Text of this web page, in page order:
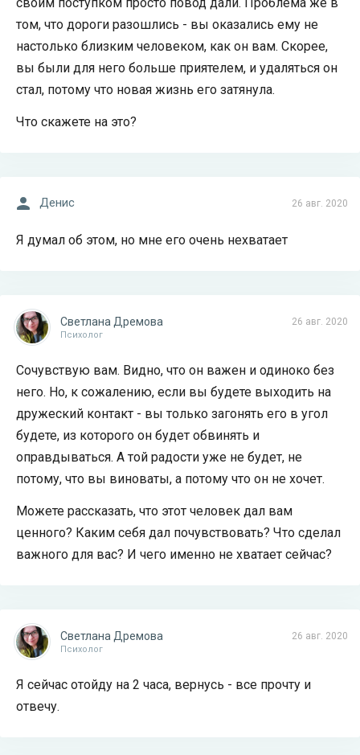
том, что дороги разошлись - вы оказались ему не
настолько близким человеком, как он вам. Скорее,
вы были для него больше приятелем, и удаляться он
стал, потому что новая жизнь его затянула.
Что скажете на это?
26 авг. 2020
Денис
Я думал об этом, но мне его очень нехватает
26 авг. 2020
Светлана Дремова
Психолог
Сочувствую вам. Видно, что он важен и одиноко без
него. Но, к сожалению, если вы будете выходить на
дружеский контакт - вы только загонять его в угол
будете, из которого он будет обвинять и
оправдываться. А той радости уже не будет, не
потому, что вы виноваты, а потому что он не хочет.
Можете рассказать, что этот человек дал вам
ценного? Каким себя дал почувствовать? Что сделал
важного для вас? И чего именно не хватает сейчас?
26 авг. 2020
Светлана Дремова
Психолог
Я сейчас отойду на 2 часа, вернусь - все прочту и
отвечу.